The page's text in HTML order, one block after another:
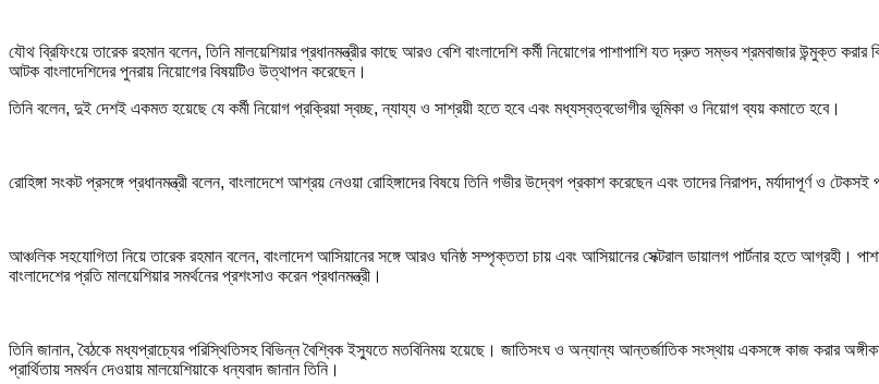
যৌথ ব্রিফিংয়ে তারেক রহমান বলেন, তিনি মালয়েশিয়ার প্রধানমন্ত্রীর কাছে আরও বেশি বাংলাদেশি কর্মী নিয়োগের পাশাপাশি যত দ্রুত সম্ভব শ্রমবাজার উন্মুক্ত
আটক বাংলাদেশিদের পুনরায় নিয়োগের বিষয়টিও উত্থাপন করেছেন।
তিনি বলেন, দুই দেশই একমত হয়েছে যে কর্মী নিয়োগ প্রক্রিয়া স্বচ্ছ, ন্যায্য ও সাশ্রয়ী হতে হবে এবং মধ্যস্বত্বভোগীর ভূমিকা ও নিয়োগ ব্যয় কমাতে হবে।
রোহিঙ্গা সংকট প্রসঙ্গে প্রধানমন্ত্রী বলেন, বাংলাদেশে আশ্রয় নেওয়া রোহিঙ্গাদের বিষয়ে তিনি গভীর উদ্বেগ প্রকাশ করেছেন এবং তাদের নিরাপদ, মর্যাদাপূর্ণ ও
আঞ্চলিক সহযোগিতা নিয়ে তারেক রহমান বলেন, বাংলাদেশ আসিয়ানের সঙ্গে আরও ঘনিষ্ঠ সম্পৃক্ততা চায় এবং আসিয়ানের সেক্টরাল ডায়ালগ পার্টনার হতে
বাংলাদেশের প্রতি মালয়েশিয়ার সমর্থনের প্রশংসাও করেন প্রধানমন্ত্রী।
তিনি জানান, বৈঠকে মধ্যপ্রাচ্যের পরিস্থিতিসহ বিভিন্ন বৈশ্বিক ইস্যুতে মতবিনিময় হয়েছে। জাতিসংঘ ও অন্যান্য আন্তর্জাতিক সংস্থায় একসঙ্গে কাজ করার
প্রার্থিতায় সমর্থন দেওয়ায় মালয়েশিয়াকে ধন্যবাদ জানান তিনি।